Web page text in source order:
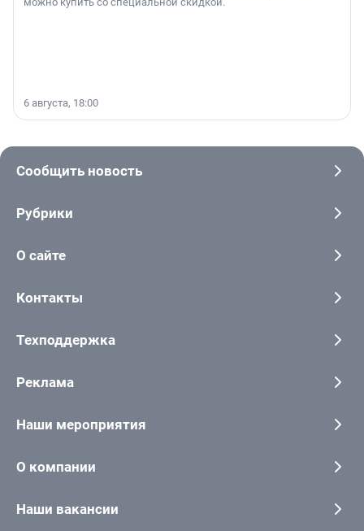
6 августа, 18:00
Сообщить новость
Рубрики
О сайте
Контакты
Техподдержка
Реклама
Наши мероприятия
О компании
Наши вакансии